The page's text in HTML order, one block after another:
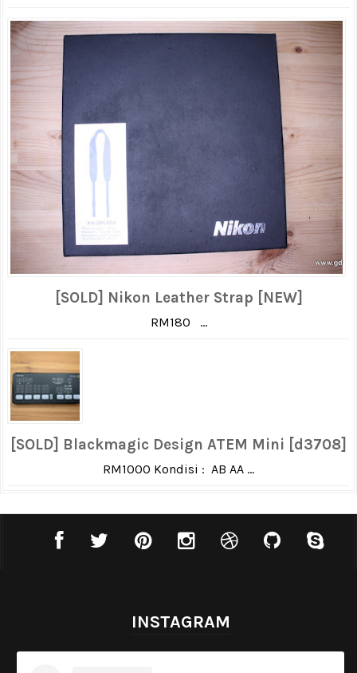
[SOLD] Nikon Leather Strap [NEW]
RM180 ...
[SOLD] Blackmagic Design ATEM Mini [d3708]
RM1000 Kondisi : AB AA ...
INSTAGRAM